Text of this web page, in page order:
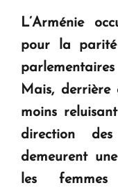
" Tant qu'il
KASA : 30 ans
en Arménie
Le premier
ouvrira ses
L’Arménie
pour la
Mais, derrière
moins
direction
demeurent
les femmes